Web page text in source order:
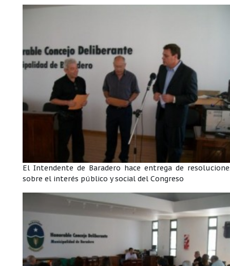
El Intendente de Baradero hace entrega de
sobre el interés público y social del Congreso